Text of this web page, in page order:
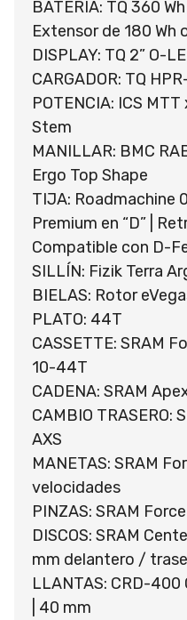
BATERÍA: TQ 360
Extensor de 180 Wh
DISPLAY: TQ 2” O-
CARGADOR: TQ
POTENCIA: ICS
Stem
MANILLAR: BMC
Ergo Top Shape
TIJA: Roadmachine
Premium en “D” |
Compatible con D-
SILLÍN: Fizik Terra
BIELAS: Rotor
PLATO: 44T
CASSETTE: SRAM
10-44T
CADENA: SRAM
CAMBIO TRASERO:
AXS
MANETAS: SRAM
velocidades
PINZAS: SRAM
DISCOS: SRAM
mm delantero /
LLANTAS: CRD-400
| 40 mm